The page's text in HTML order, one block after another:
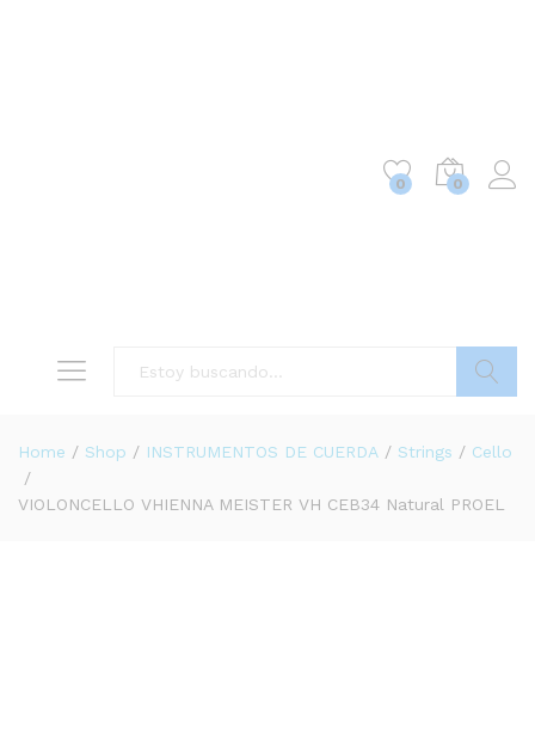
0 0
Home / Shop / INSTRUMENTOS DE CUERDA / Strings / Cello
/
VIOLONCELLO VHIENNA MEISTER VH CEB34 Natural PROEL